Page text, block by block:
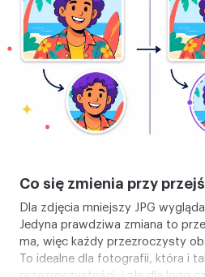
obraz
Co się zmienia przy
Dla zdjęcia mniejszy JPG
Jedyna prawdziwa zmiana to
ma, więc każdy przezroczysty
To idealne dla fotografii, która i